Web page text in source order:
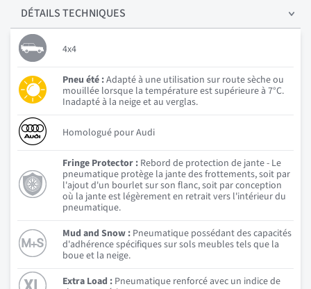
DÉTAILSTECHNIQUES
4x4
Pneu été :Adapté à une utilisation sur route sèche ou
mouillée lorsque la température est supérieure à 7°C.
Inadapté à la neige et au verglas.
Homologué pour Audi
Fringe Protector : Rebord de protection de jante - Le
pneumatique protège la jante des frottements, soit par
l'ajout d'un bourlet sur son flanc, soit par conception
où la jante est légèrement en retrait vers l'intérieur du
pneumatique.
Mud and Snow : Pneumatique possédant des capacités
d'adhérence spécifiques sur sols meubles tels que la
boue et la neige.
Extra Load : Pneumatique renforcé avec un indice de